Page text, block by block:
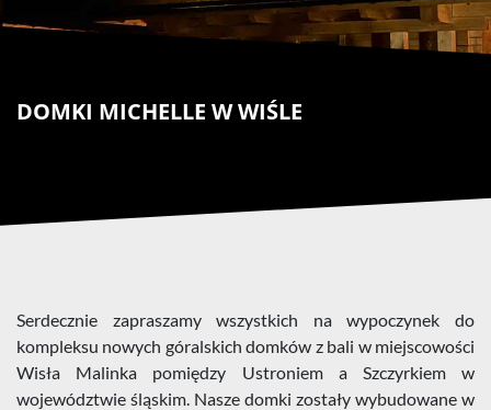
DOMKI MICHELLE W WIŚLE
Serdecznie zapraszamy wszystkich na wypoczynek do
kompleksu nowych góralskich domków z bali w miejscowości
Wisła Malinka pomiędzy Ustroniem a Szczyrkiem w
województwie śląskim. Nasze domki zostały wybudowane w